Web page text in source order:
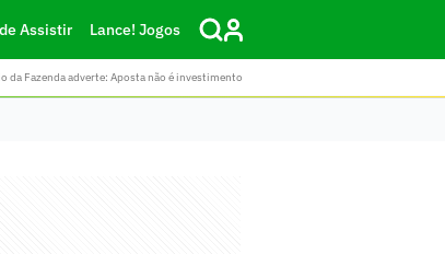
Assistir Lance! Jogos
da Fazenda adverte: Aposta não é investimento